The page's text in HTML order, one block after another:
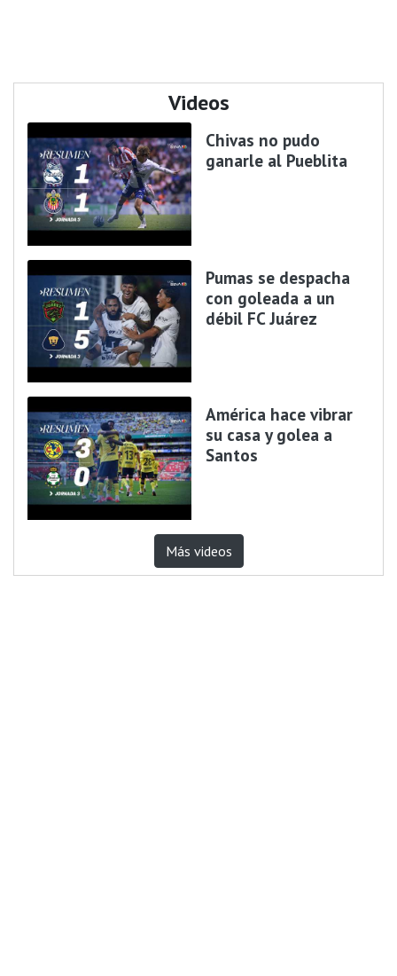
Videos
Chivas no pudo
ganarle al Pueblita
Pumas se despacha
con goleada a un
débil FC Juárez
América hace vibrar
su casa y golea a
Santos
Más videos